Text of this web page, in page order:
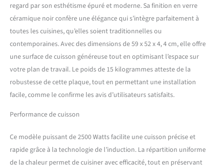
regard par son esthétisme épuré et moderne. Sa finition en verre
céramique noir confère une élégance qui s’intègre parfaitement à
toutes les cuisines, qu’elles soient traditionnelles ou
contemporaines. Avec des dimensions de 59 x 52 x 4, 4 cm, elle offre
une surface de cuisson généreuse tout en optimisant l’espace sur
votre plan de travail. Le poids de 15 kilogrammes atteste de la
robustesse de cette plaque, tout en permettant une installation
facile, comme le confirme les avis d’utilisateurs satisfaits.
Performance de cuisson
Ce modèle puissant de 2500 Watts facilite une cuisson précise et
rapide grâce à la technologie de l’induction. La répartition uniforme
de la chaleur permet de cuisiner avec efficacité, tout en préservant